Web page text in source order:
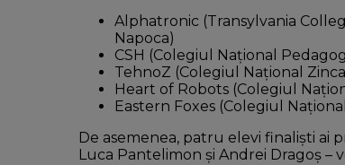
Alphatronic (Transylvania
Napoca)
CSH (Colegiul Național
TehnoZ (Colegiul Național
Heart of Robots (Colegiul
Eastern Foxes (Colegiul
De asemenea, patru elevi finaliști ai
Luca Pantelimon și Andrei Dragoș –